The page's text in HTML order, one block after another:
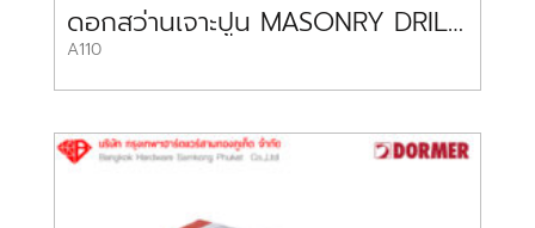
ดอกสว่านเจาะปูน MASONRY DRILL BIT A110 DORMER
A110